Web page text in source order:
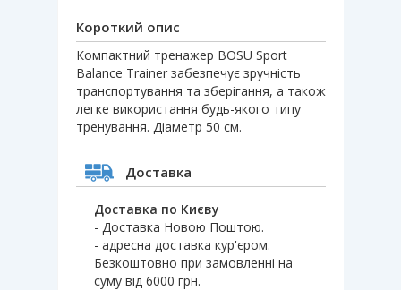
Короткий опис
Компактний тренажер BOSU Sport
Balance Trainer забезпечує зручність
транспортування та зберігання, а також
легке використання будь-якого типу
тренування. Діаметр 50 см.
Доставка
Доставка по Києву
- Доставка Новою Поштою.
- адресна доставка кур'єром.
Безкоштовно при замовленні на
суму від 6000 грн.